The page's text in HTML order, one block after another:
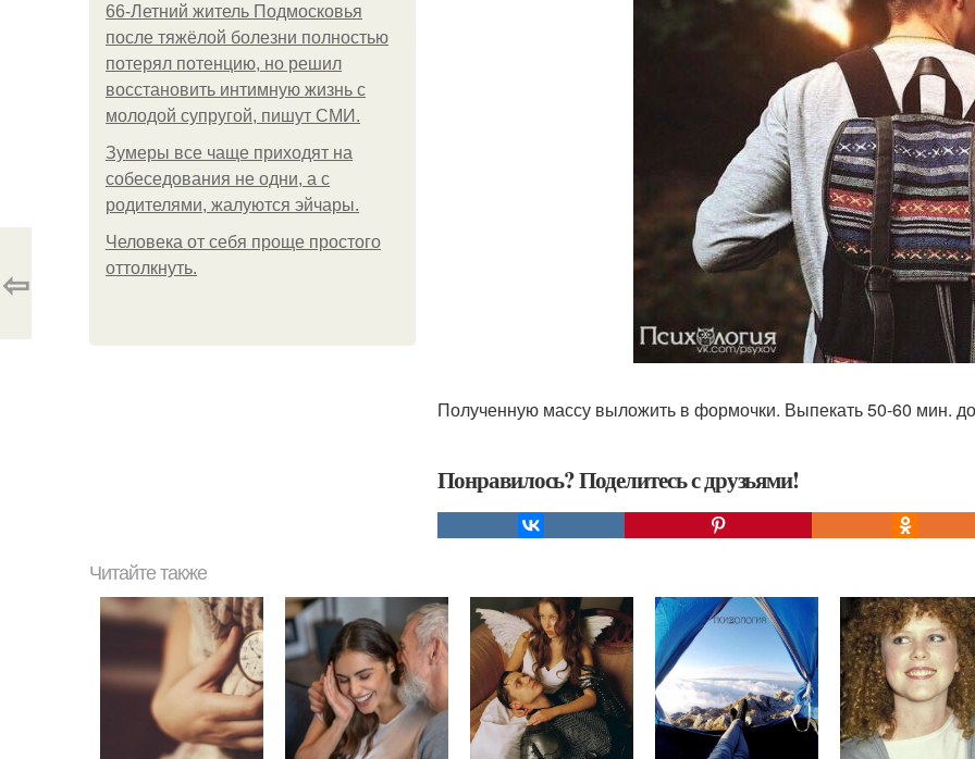
66-Летний житель Подмосковья
после тяжёлой болезни полностью
потерял потенцию, но решил
восстановить интимную жизнь с
молодой супругой, пишут СМИ.
Зумеры все чаще приходят на
собеседования не одни, а с
родителями, жалуются эйчары.
Человека от себя проще простого
оттолкнуть.
Полученную массу выложить в формочки. Выпекать 50-60 мин. до
Понравилось? Поделитесь с друзьями!
⇦
Читайте также